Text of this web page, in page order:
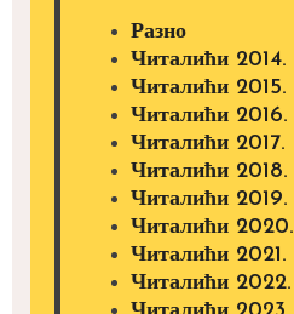
Разно
Читалићи 2014.
Читалићи 2015.
Читалићи 2016.
Читалићи 2017.
Читалићи 2018.
Читалићи 2019.
Читалићи 2020.
Читалићи 2021.
Читалићи 2022.